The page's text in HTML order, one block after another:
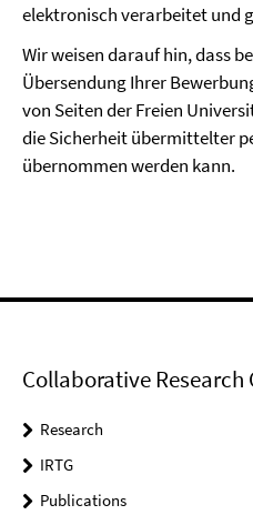
elektronisch verarbeitet und
Wir weisen darauf hin, dass
Übersendung Ihrer
von Seiten der Freien
die Sicherheit übermittelter
übernommen werden kann.
Collaborative Research
Research
IRTG
Publications